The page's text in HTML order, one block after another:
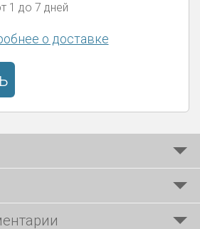
1 до 7 дней
о доставке